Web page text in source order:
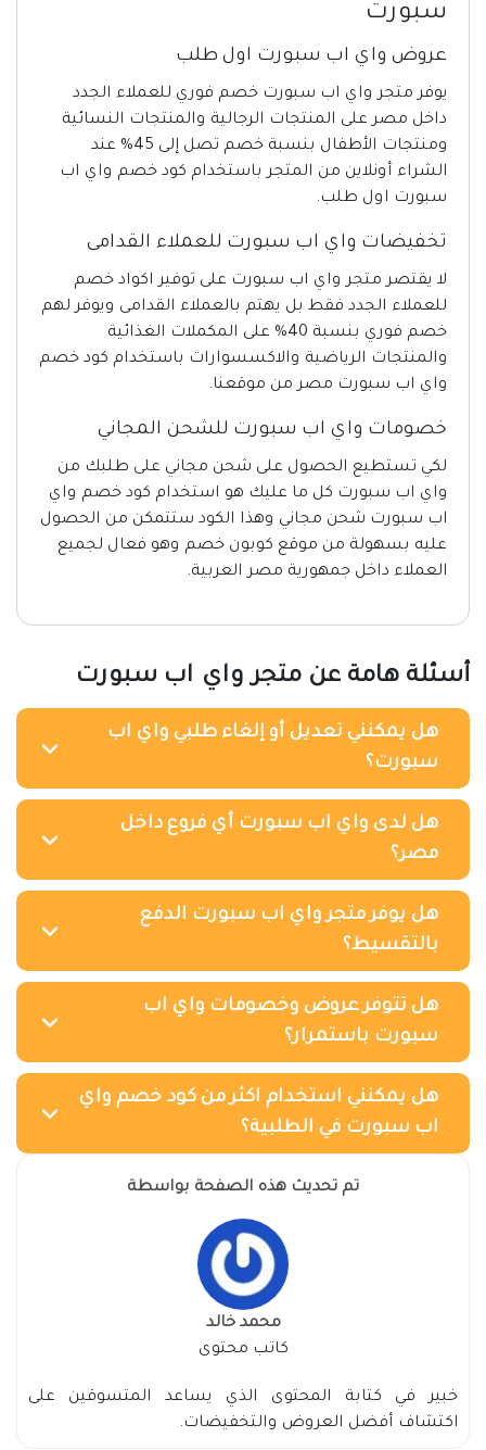
سبورت
عروض واي اب سبورت اول طلب
يوفر متجر واي اب سبورت خصم فوري للعملاء الجدد
داخل مصر على المنتجات الرجالية والمنتجات النسائية
ومنتجات الأطفال بنسبة خصم تصل إلى 45% عند
الشراء أونلاين من المتجر باستخدام كود خصم واي اب
سبورت اول طلب.
تخفيضات واي اب سبورت للعملاء القدامى
لا يقتصر متجر واي اب سبورت على توفير اكواد خصم
للعملاء الجدد فقط بل يهتم بالعملاء القدامى ويوفر لهم
خصم فوري بنسبة 40% على المكملات الغذائية
والمنتجات الرياضية والاكسسوارات باستخدام كود خصم
واي اب سبورت مصر من موقعنا.
خصومات واي اب سبورت للشحن المجاني
لكي تستطيع الحصول على شحن مجاني على طلبك من
واي اب سبورت كل ما عليك هو استخدام كود خصم واي
اب سبورت شحن مجاني وهذا الكود ستتمكن من الحصول
عليه بسهولة من موقع كوبون خصم وهو فعال لجميع
العملاء داخل جمهورية مصر العربية.
أسئلة هامة عن متجر واي اب سبورت
هل يمكنني تعديل أو إلغاء طلبي واي اب
سبورت؟
هل لدى واي اب سبورت أي فروع داخل
مصر؟
هل يوفر متجر واي اب سبورت الدفع
بالتقسيط؟
هل تتوفر عروض وخصومات واي اب
سبورت باستمرار؟
هل يمكنني استخدام اكثر من كود خصم واي
اب سبورت في الطلبية؟
تم تحديث هذه الصفحة بواسطة
محمد خالد
كاتب محتوى
خبير في كتابة المحتوى الذي يساعد المتسوقين على
اكتشاف أفضل العروض والتخفيضات.